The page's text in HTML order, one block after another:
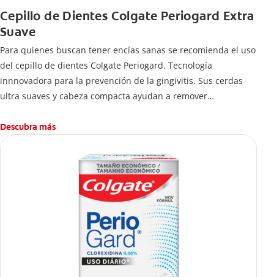
Cepillo de Dientes Colgate Periogard Extra
Suave
Para quienes buscan tener encías sanas se recomienda el uso
del cepillo de dientes Colgate Periogard. Tecnología
innnovadora para la prevención de la gingivitis. Sus cerdas
ultra suaves y cabeza compacta ayudan a remover
Descubra más